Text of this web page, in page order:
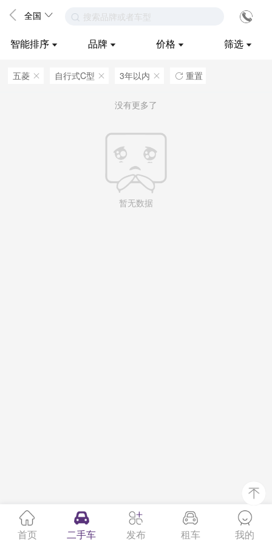
全国 搜索品牌或者车型
智能排序 品牌 价格 筛选
五菱 ဆ 自行式C型 ဆ 3年以内 ဆ  重置
没有更多了
首页 二手车 发布 租车 我的